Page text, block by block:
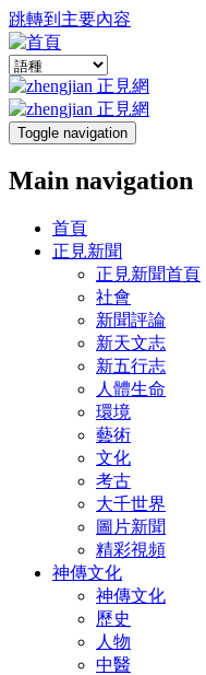
跳轉到主要內容
Toggle navigation
Main navigation
首頁
正見新聞
正見新聞首頁
社會
新聞評論
新天文志
新五行志
人體生命
環境
藝術
文化
考古
大千世界
圖片新聞
精彩視頻
神傳文化
神傳文化
歷史
人物
中醫